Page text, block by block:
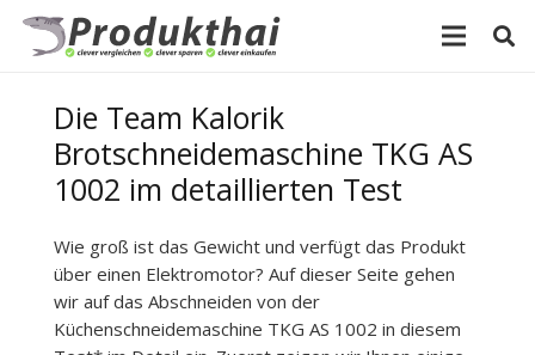
Die Team Kalorik
Brotschneidemaschine TKG AS
1002 im detaillierten Test
Wie groß ist das Gewicht und verfügt das Produkt
über einen Elektromotor? Auf dieser Seite gehen
wir auf das Abschneiden von der
Küchenschneidemaschine TKG AS 1002 in diesem